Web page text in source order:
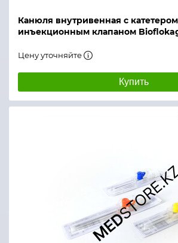
Канюля внутривенная с
инъекционным клапаном
Цену уточняйте
Купить